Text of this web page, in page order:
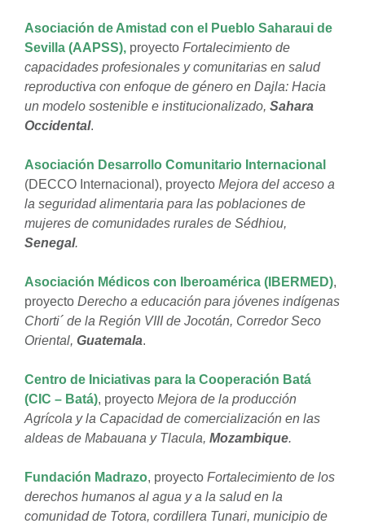
Asociación de Amistad con el Pueblo Saharaui de
Sevilla (AAPSS), proyecto Fortalecimiento de
capacidades profesionales y comunitarias en salud
reproductiva con enfoque de género en Dajla: Hacia
un modelo sostenible e institucionalizado, Sahara
Occidental.
Asociación Desarrollo Comunitario Internacional
(DECCO Internacional), proyecto Mejora del acceso a
la seguridad alimentaria para las poblaciones de
mujeres de comunidades rurales de Sédhiou,
Senegal.
Asociación Médicos con Iberoamérica (IBERMED),
proyecto Derecho a educación para jóvenes indígenas
Chorti´ de la Región VIII de Jocotán, Corredor Seco
Oriental, Guatemala.
Centro de Iniciativas para la Cooperación Batá
(CIC – Batá), proyecto Mejora de la producción
Agrícola y la Capacidad de comercialización en las
aldeas de Mabauana y Tlacula, Mozambique.
Fundación Madrazo, proyecto Fortalecimiento de los
derechos humanos al agua y a la salud en la
comunidad de Totora, cordillera Tunari, municipio de